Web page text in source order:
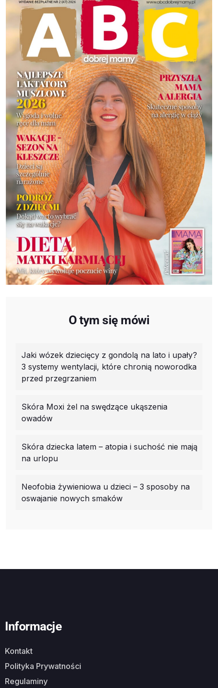
O tym się mówi
Jaki wózek dziecięcy z gondolą na lato i upały?
3 systemy wentylacji, które chronią noworodka
przed przegrzaniem
Skóra Moxi żel na swędzące ukąszenia
owadów
Skóra dziecka latem – atopia i suchość nie mają
na urlopu
Neofobia żywieniowa u dzieci – 3 sposoby na
oswajanie nowych smaków
Informacje
Kontakt
Polityka Prywatności
Regulaminy